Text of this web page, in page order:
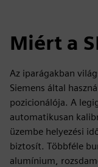
Miért a
Az iparágakban
Siemens által
pozicionálója. A
automatikusan
üzembe helyezési
biztosít. Többféle
alumínium,